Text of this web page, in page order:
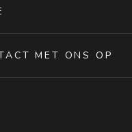
MET ONS OP